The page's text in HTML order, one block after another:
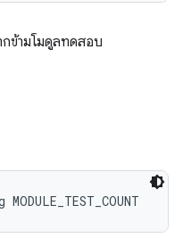
ข้ามโมดูลทดสอบ